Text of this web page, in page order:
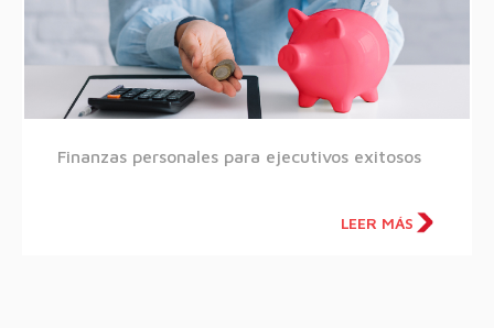
Finanzas personales para ejecutivos exitosos
LEER MÁS